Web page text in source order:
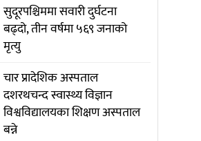
सुदूरपश्चिममा सवारी दुर्घटना
बढ्दो, तीन वर्षमा ५६९ जनाको
मृत्यु
चार प्रादेशिक अस्पताल
दशरथचन्द स्वास्थ्य विज्ञान
विश्वविद्यालयका शिक्षण अस्पताल
बन्ने